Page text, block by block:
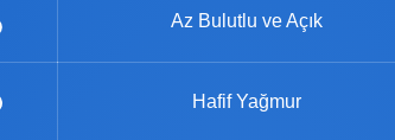
Az Bulutlu ve Açık
Hafif Yağmur